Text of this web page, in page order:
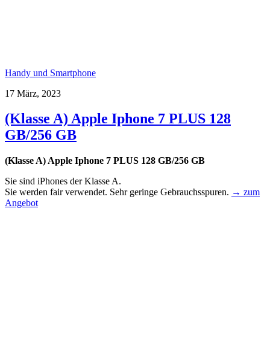
Handy und Smartphone
17 März, 2023
(Klasse A) Apple Iphone 7 PLUS 128
GB/256 GB
(Klasse A) Apple Iphone 7 PLUS 128 GB/256 GB
Sie sind iPhones der Klasse A.
Sie werden fair verwendet. Sehr geringe Gebrauchsspuren. → zum
Angebot